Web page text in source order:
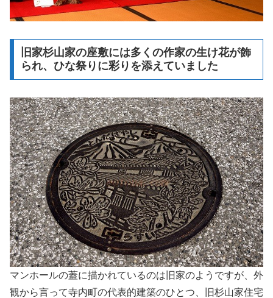
旧家杉山家の座敷には多くの作家の生け花が飾
られ、ひな祭りに彩りを添えていました
マンホールの蓋に描かれているのは旧家のようですが、外
観から言って寺内町の代表的建築のひとつ、旧杉山家住宅